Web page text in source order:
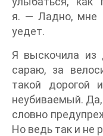
я. — Ладно, мне
уедет.
Я выскочила из
сараю, за
такой дорогой
неубиваемый.
словно
Но ведь так и не